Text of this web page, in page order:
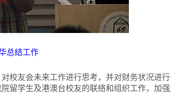
总结工作
校友会未来工作进行思考，并对财务状况进
留学生及港澳台校友的联络和组织工作，加